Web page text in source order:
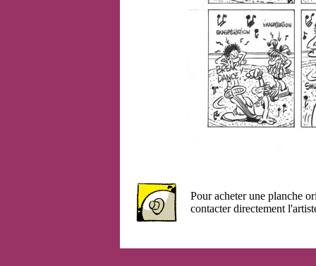
Pour acheter une planche
contacter directement